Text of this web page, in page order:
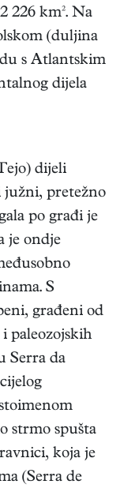
226 km². Na
(duljina
s Atlantskim
dijela
dijeli
južni, pretežno
po građi je
je ondje
S
građeni od
paleozojskih
Serra da
strmo spušta
koja je
(Serra de